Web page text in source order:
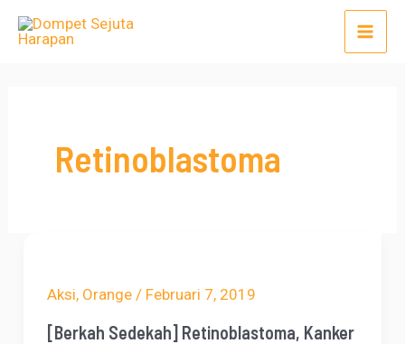
Lewati
Main
Retinoblastoma
Aksi, Orange/ Februari 7, 2019
[Berkah Sedekah] Retinoblastoma, Kanker